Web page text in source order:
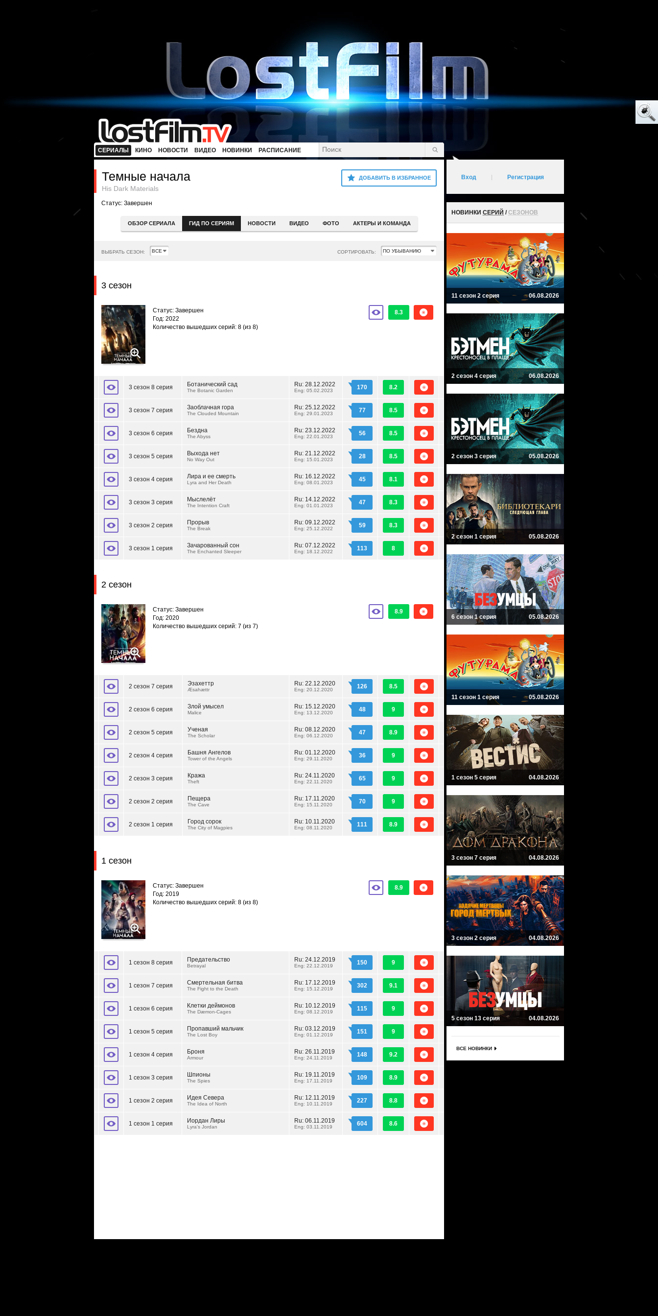
СЕРИАЛЫ КИНО НОВОСТИ ВИДЕО НОВИНКИ РАСПИСАНИЕ
ДОБАВИТЬ В ИЗБРАННОЕ
Темные начала
His Dark Materials
Статус: Завершен
ОБЗОР СЕРИАЛА ГИД ПО СЕРИЯМ НОВОСТИ ВИДЕО ФОТО АКТЕРЫ И КОМАНДА
ВЫБРАТЬ СЕЗОН: СОРТИРОВАТЬ:
3 сезон
8.3
Статус: Завершен
Год: 2022
Количество вышедших серий: 8 (из 8)
3 сезон 8 серия Ботанический сад
The Botanic Garden
Ru: 28.12.2022
Eng: 05.02.2023 170 8.2
3 сезон 7 серия Заоблачная гора
The Clouded Mountain
Ru: 25.12.2022
Eng: 29.01.2023 77 8.5
3 сезон 6 серия Бездна
The Abyss
Ru: 23.12.2022
Eng: 22.01.2023 56 8.5
3 сезон 5 серия Выхода нет
No Way Out
Ru: 21.12.2022
Eng: 15.01.2023 28 8.5
3 сезон 4 серия Лира и ее смерть
Lyra and Her Death
Ru: 16.12.2022
Eng: 08.01.2023 45 8.1
3 сезон 3 серия Мыслелёт
The Intention Craft
Ru: 14.12.2022
Eng: 01.01.2023 47 8.3
3 сезон 2 серия Прорыв
The Break
Ru: 09.12.2022
Eng: 25.12.2022 59 8.3
3 сезон 1 серия Зачарованный сон
The Enchanted Sleeper
Ru: 07.12.2022
Eng: 18.12.2022 113 8
2 сезон
8.9
Статус: Завершен
Год: 2020
Количество вышедших серий: 7 (из 7)
2 сезон 7 серия Эзахеттр
Æsahættr
Ru: 22.12.2020
Eng: 20.12.2020 126 8.5
2 сезон 6 серия Злой умысел
Malice
Ru: 15.12.2020
Eng: 13.12.2020 48 9
2 сезон 5 серия Ученая
The Scholar
Ru: 08.12.2020
Eng: 06.12.2020 47 8.9
2 сезон 4 серия Башня Ангелов
Tower of the Angels
Ru: 01.12.2020
Eng: 29.11.2020 36 9
2 сезон 3 серия Кража
Theft
Ru: 24.11.2020
Eng: 22.11.2020 65 9
2 сезон 2 серия Пещера
The Cave
Ru: 17.11.2020
Eng: 15.11.2020 70 9
2 сезон 1 серия Город сорок
The City of Magpies
Ru: 10.11.2020
Eng: 08.11.2020 111 8.9
1 сезон
8.9
Статус: Завершен
Год: 2019
Количество вышедших серий: 8 (из 8)
1 сезон 8 серия Предательство
Betrayal
Ru: 24.12.2019
Eng: 22.12.2019 150 9
1 сезон 7 серия Смертельная битва
The Fight to the Death
Ru: 17.12.2019
Eng: 15.12.2019 302 9.1
1 сезон 6 серия Клетки деймонов
The Dæmon-Cages
Ru: 10.12.2019
Eng: 08.12.2019 115 9
1 сезон 5 серия Пропавший мальчик
The Lost Boy
Ru: 03.12.2019
Eng: 01.12.2019 151 9
1 сезон 4 серия Броня
Armour
Ru: 26.11.2019
Eng: 24.11.2019 148 9.2
1 сезон 3 серия Шпионы
The Spies
Ru: 19.11.2019
Eng: 17.11.2019 109 8.9
1 сезон 2 серия Идея Севера
The Idea of North
Ru: 12.11.2019
Eng: 10.11.2019 227 8.8
1 сезон 1 серия Иордан Лиры
Lyra's Jordan
Ru: 06.11.2019
Eng: 03.11.2019 604 8.6
Вход Регистрация
НОВИНКИ СЕРИЙ /СЕЗОНОВ
11 сезон 2 серия 06.08.2026
2 сезон 4 серия 06.08.2026
2 сезон 3 серия 05.08.2026
2 сезон 1 серия 05.08.2026
6 сезон 1 серия 05.08.2026
11 сезон 1 серия 05.08.2026
1 сезон 5 серия 04.08.2026
3 сезон 7 серия 04.08.2026
3 сезон 2 серия 04.08.2026
5 сезон 13 серия 04.08.2026
ВСЕ НОВИНКИ